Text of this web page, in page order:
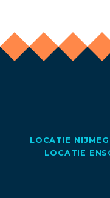
LOCATIE
LOCATIE